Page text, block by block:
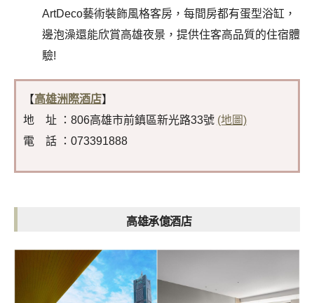
ArtDeco藝術裝飾風格客房，每間房都有蛋型浴缸，
邊泡澡還能欣賞高雄夜景，提供住客高品質的住宿體
驗!
【高雄洲際酒店】
地 址 ：806高雄市前鎮區新光路33號 (地圖)
電 話 ：073391888
高雄承億酒店